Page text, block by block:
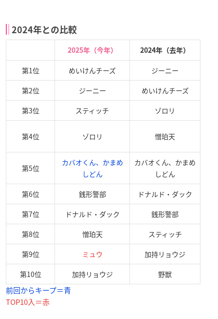
2024年との比較
2025年（今年） 2024年（去年）
第1位 めいけんチーズ ジーニー
第2位 ジーニー めいけんチーズ
第3位 スティッチ ゾロリ
第4位 ゾロリ 憎珀天
第5位
カバオくん、かまめ
しどん
カバオくん、かまめ
しどん
第6位 銭形警部 ドナルド・ダック
第7位 ドナルド・ダック 銭形警部
第8位 憎珀天 スティッチ
第9位 ミュウ 加持リョウジ
第10位 加持リョウジ 野獣
前回からキープ＝青
TOP10入＝赤